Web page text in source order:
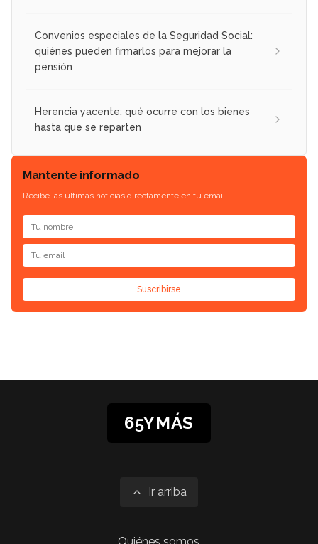
Convenios especiales de la Seguridad Social:
quiénes pueden firmarlos para mejorar la
pensión
Herencia yacente: qué ocurre con los bienes
hasta que se reparten
Mantente informado
Recibe las últimas noticias directamente en tu email.
Suscribirse
65YMÁS
Ir arriba